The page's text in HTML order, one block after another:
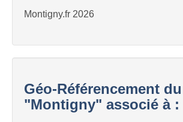
Montigny.fr 2026
Géo-Référencement
"Montigny" associé à :